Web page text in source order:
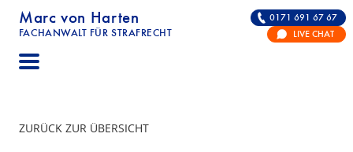
Marc von Harten
FACHANWALT FÜR STRAFRECHT
STRAFRECHT | RECHTSANWALT FÜR DIE
0171 691 67 67
LIVE CHAT
ZURÜCK ZUR ÜBERSICHT